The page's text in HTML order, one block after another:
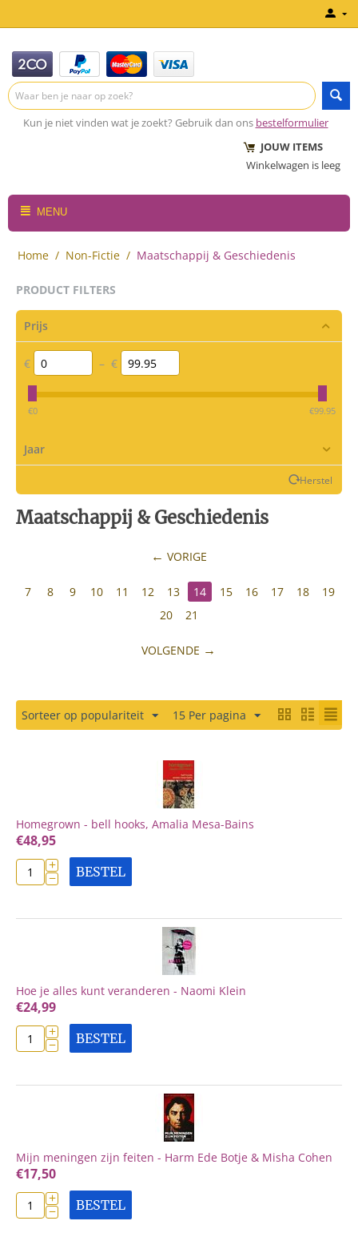
Kun je niet vinden wat je zoekt? Gebruik dan ons bestelformulier
JOUW ITEMS
Winkelwagen is leeg
MENU
Home / Non-Fictie / Maatschappij & Geschiedenis
PRODUCT FILTERS
Prijs
€ – €
‎€0 ‎€99.95
Jaar
Herstel
Maatschappij & Geschiedenis
VORIGE
7 8 9 10 11 12 13 14 15 16 17 18
19
20
21
VOLGENDE
Sorteer op populariteit 15 Per pagina
Homegrown - bell hooks, Amalia Mesa-Bains
€48,95
+
− BESTEL
Hoe je alles kunt veranderen - Naomi Klein
€24,99
+
− BESTEL
Mijn meningen zijn feiten - Harm Ede Botje & Misha Cohen
€17,50
+
− BESTEL